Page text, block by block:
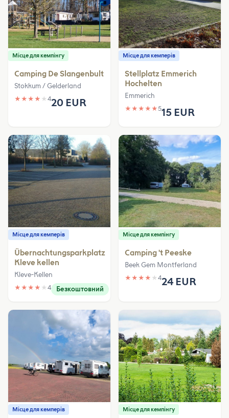
Місце для кемпінгу
Camping De Slangenbult
Stokkum / Gelderland
★ ★ ★ ★ ★ 420 EUR
Місце для кемперів
Stellplatz Emmerich
Hochelten
Emmerich
★ ★ ★ ★ ★515 EUR
Місце для кемперів
Übernachtungsparkplatz
Kleve kellen
Kleve-Kellen
★ ★ ★ ★ ★ 4 Безкоштовний
Місце для кемпінгу
Camping 't Peeske
Beek Gem Montferland
★ ★ ★ ★ ★ 424 EUR
Місце для кемперів Місце для кемпінгу